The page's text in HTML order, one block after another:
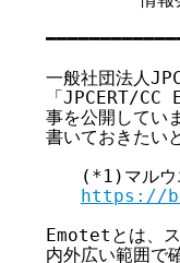
一般社団法人
「JPCERT/
事を公開してい
書いておきたい
(*1)マルウエ
https://
Emotetとは、
内外広い範囲で